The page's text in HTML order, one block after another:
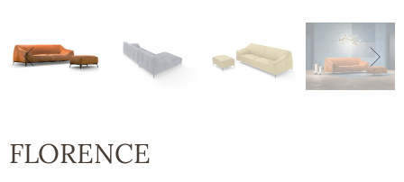
FLORENCE